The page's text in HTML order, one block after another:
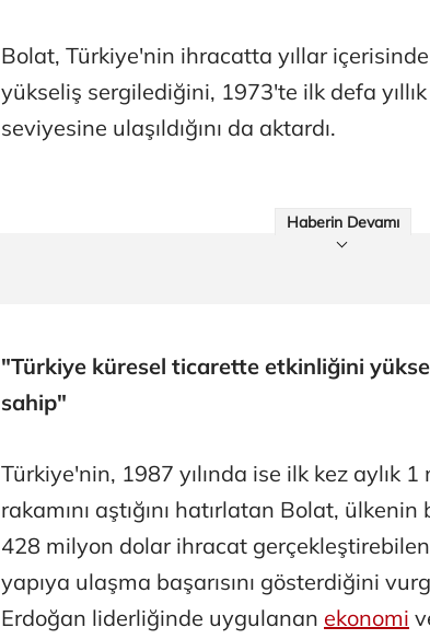
Bolat, Türkiye'nin ihracatta yıllar
yükseliş sergilediğini, 1973'te ilk defa
seviyesine ulaşıldığını da aktardı.
Haberin Devamı
"Türkiye küresel ticarette etkinliğini
sahip"
Türkiye'nin, 1987 yılında ise ilk kez aylık
rakamını aştığını hatırlatan Bolat,
428 milyon dolar ihracat
yapıya ulaşma başarısını gösterdiğini
Erdoğan liderliğinde uygulanan ekonomi